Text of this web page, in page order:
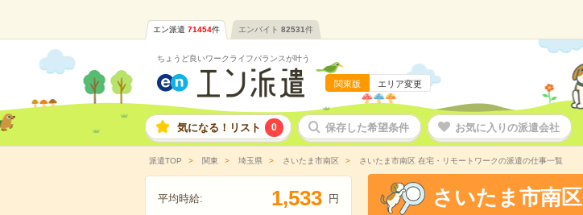
エン派遣 71454件 エンバイト 82531件
ちょうど良いワークライフバランスが叶う
関東版 エリア変更
気になる！リスト 0 保存した希望条件 お気に入りの派遣会社
派遣TOP 関東 埼玉県 さいたま市南区 さいたま市南区 在宅・リモートワークの派遣の仕事一覧
平均時給: 1,533 円 さいたま市南区